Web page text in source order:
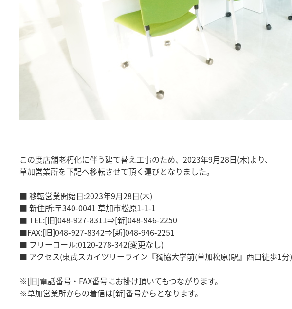
この度店舗老朽化に伴う建て替え工事のため、2023年9月28日(木)より、
草加営業所を下記へ移転させて頂く運びとなりました。
■ 移転営業開始日:2023年9月28日(木)
■ 新住所:〒340-0041 草加市松原1-1-1
■ TEL:[旧]048-927-8311⇒[新]048-946-2250
■FAX:[旧]048-927-8342⇒[新]048-946-2251
■ フリーコール:0120-278-342(変更なし)
■ アクセス(東武スカイツリーライン『獨協大学前(草加松原)駅』西口徒歩1分)
※[旧]電話番号・FAX番号にお掛け頂いてもつながります。
※草加営業所からの着信は[新]番号からとなります。